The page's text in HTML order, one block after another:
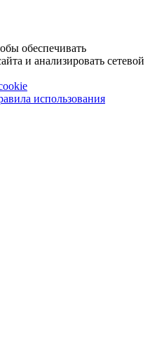
обеспечивать
и анализировать сетевой
использования